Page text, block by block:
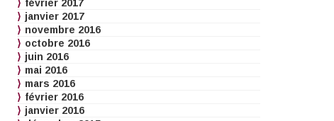
février 2017
janvier 2017
novembre 2016
octobre 2016
juin 2016
mai 2016
mars 2016
février 2016
janvier 2016